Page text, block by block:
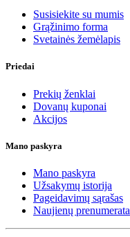
Susisiekite su mumis
Grąžinimo forma
Svetainės žemėlapis
Priedai
Prekių ženklai
Dovanų kuponai
Akcijos
Mano paskyra
Mano paskyra
Užsakymų istorija
Pageidavimų sąrašas
Naujienų prenumerata